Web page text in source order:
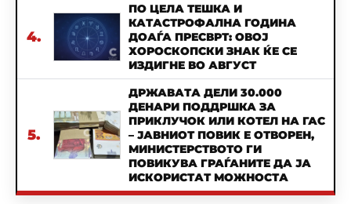
4.
ПО ЦЕЛА ТЕШКА И
КАТАСТРОФАЛНА ГОДИНА
ДОАЃА ПРЕСВРТ: ОВОЈ
ХОРОСКОПСКИ ЗНАК ЌЕ СЕ
ИЗДИГНЕ ВО АВГУСТ
5.
ДРЖАВАТА ДЕЛИ 30.000
ДЕНАРИ ПОДДРШКА ЗА
ПРИКЛУЧОК ИЛИ КОТЕЛ НА ГАС
– ЈАВНИОТ ПОВИК Е ОТВОРЕН,
МИНИСТЕРСТВОТО ГИ
ПОВИКУВА ГРАЃАНИТЕ ДА ЈА
ИСКОРИСТАТ МОЖНОСТА